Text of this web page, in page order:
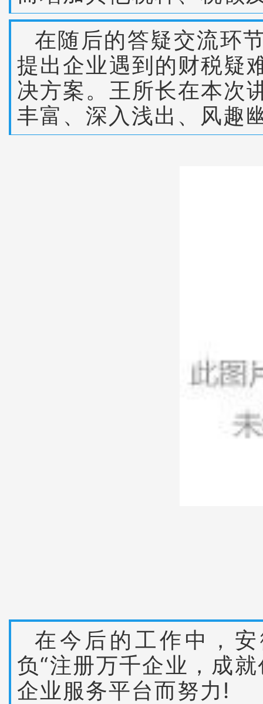
在随后的答疑交流环
提出企业遇到的财税疑
决方案。王所长在本次
丰富、深入浅出、风趣
在今后的工作中，
负“注册万千企业，成
企业服务平台而努力!